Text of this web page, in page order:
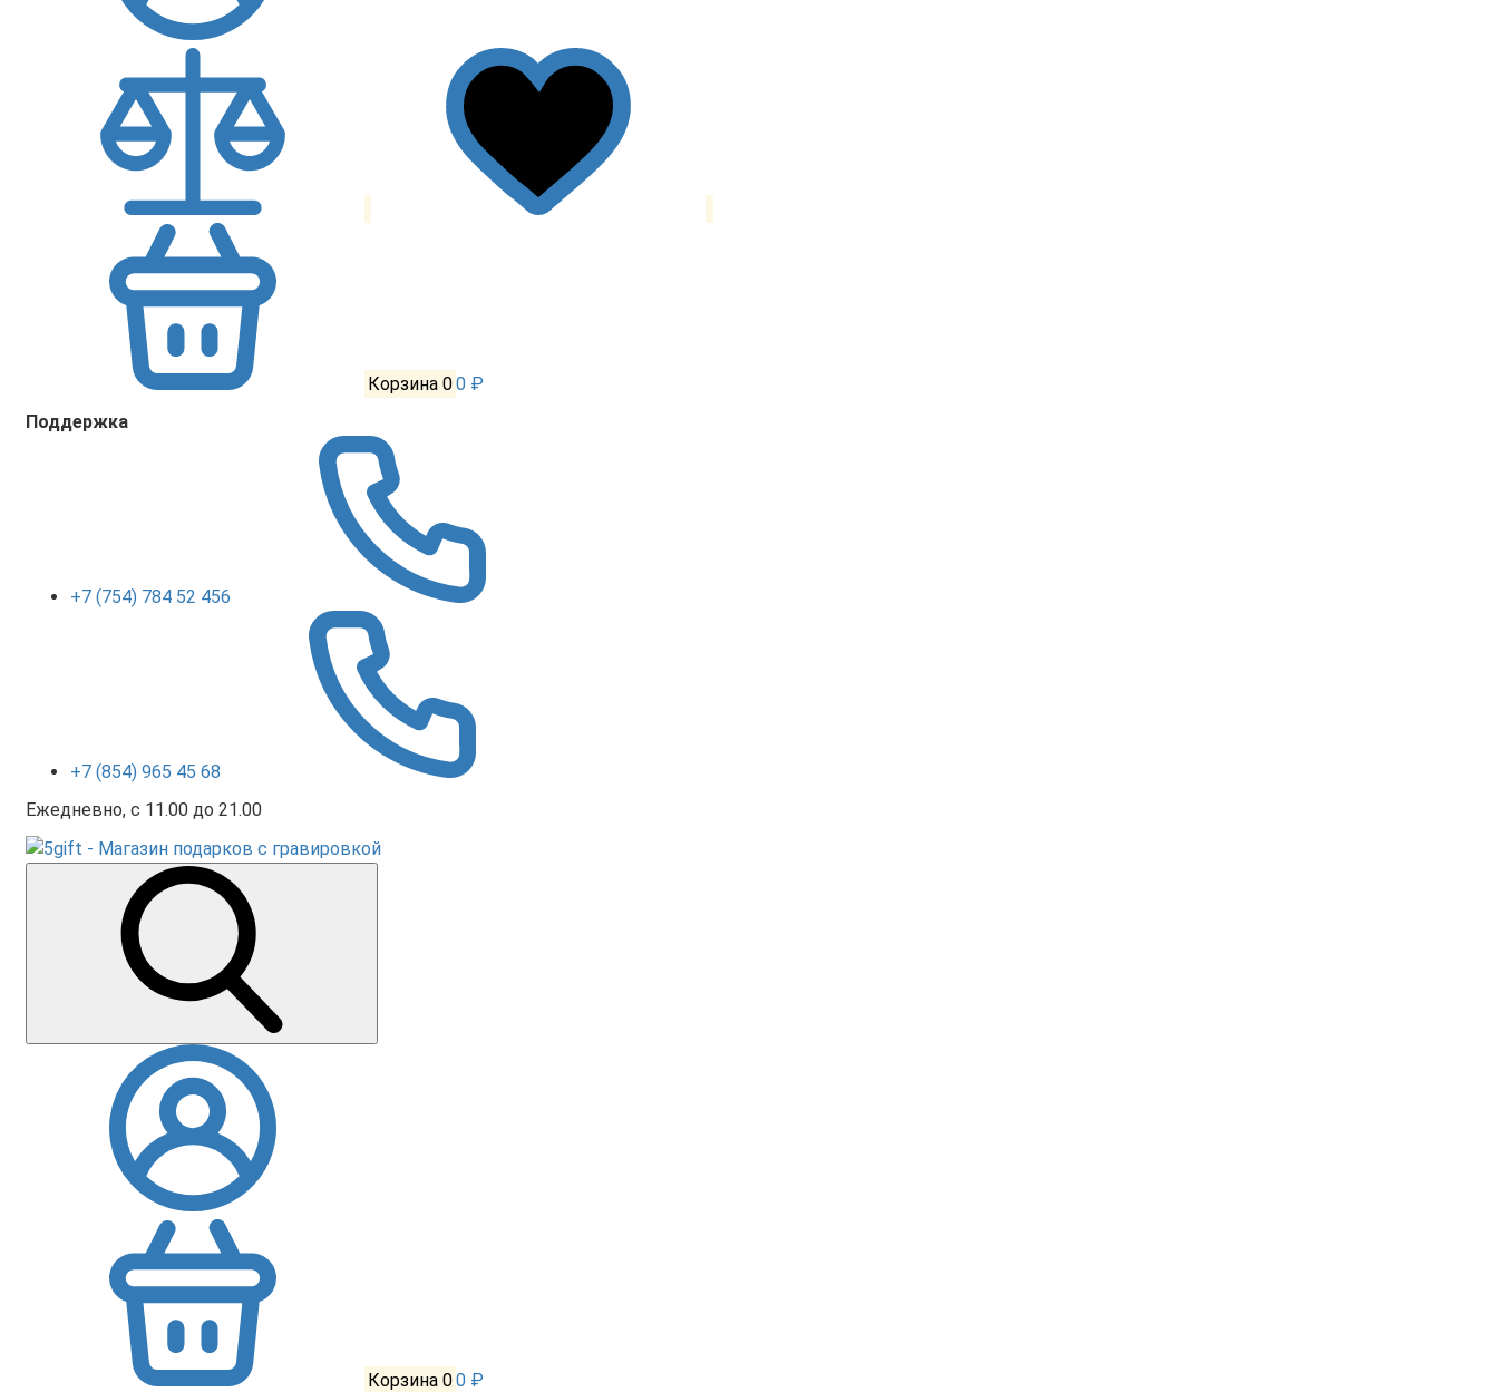
Корзина 00 ₽
Поддержка
+7 (754) 784 52 456
+7 (854) 965 45 68
Ежедневно, с 11.00 до 21.00
Корзина 00 ₽